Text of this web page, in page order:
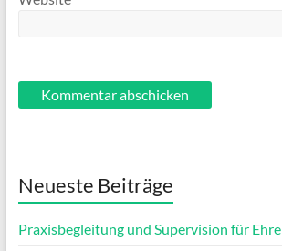
Neueste Beiträge
Praxisbegleitung und Supervision für